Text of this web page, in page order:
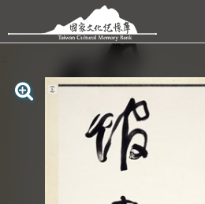
跳到主要內容區塊